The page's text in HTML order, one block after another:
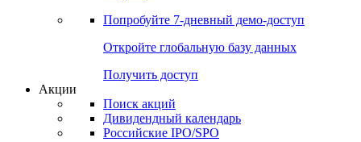
Попробуйте 7-дневный демо-доступ
Откройте глобальную базу данных
Получить доступ
Акции
Поиск акций
Дивидендный календарь
Российские IPO/SPO